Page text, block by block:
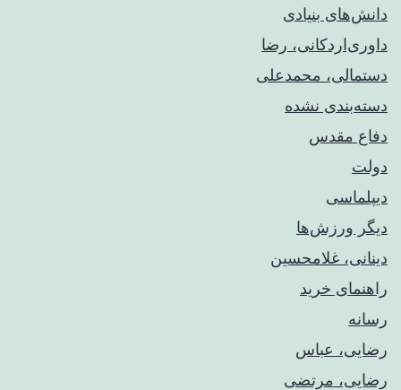
دانش‌های بنیادی
داوری‌اردکانی، رضا
دستمالی، محمدعلی
دسته‌بندی نشده
دفاع مقدس
دولت
دیپلماسی
دیگر ورزش‌ها
دینانی، غلامحسین
راهنمای خريد
رسانه
رضایی، عباس
رضایی، مرتضی